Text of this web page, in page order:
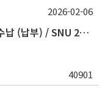
(2/20~) 2026학년도 제1학기 등록금 수납 (납부) / SNU 26-1 Tuition fee payment notice
40901
2026-02-06